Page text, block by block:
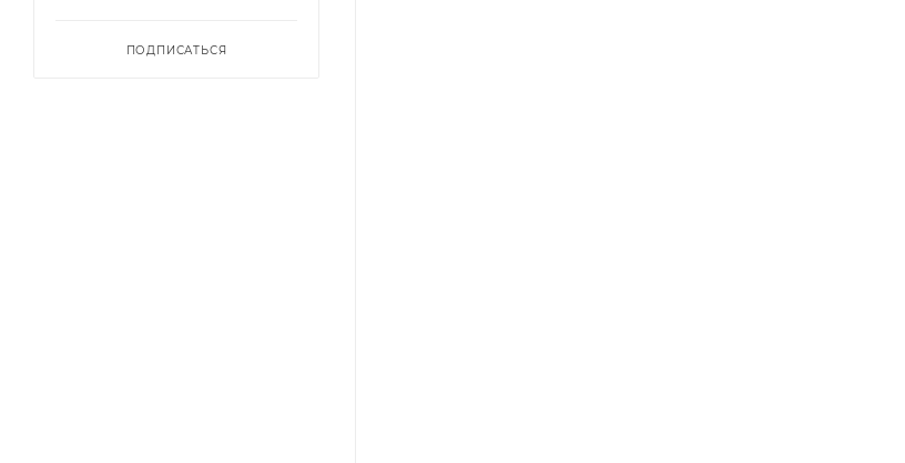
ПОДПИСАТЬСЯ